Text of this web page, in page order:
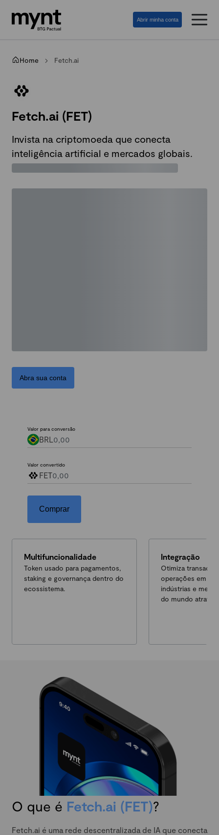
Abrir minha conta
Home Fetch.ai
Fetch.ai (FET)
Invista na criptomoeda que conecta
inteligência artificial e mercados globais.
Abra sua conta
Valor para conversão
BRL
Valor convertido
FET
Comprar
Multifuncionalidade
Token usado para pagamentos,
staking e governança dentro do
ecossistema.
Integração
Otimiza
operações em
indústrias e
do mundo através
O que é Fetch.ai (FET)?
Fetch.ai é uma rede descentralizada de IA que conecta